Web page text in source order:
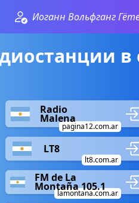
Иоганн Вольфганг
в
Radio
Malena
pagina12.com.ar
LT8
lt8.com.ar
FM de La
Montaña 105.1
lamontana.com.ar